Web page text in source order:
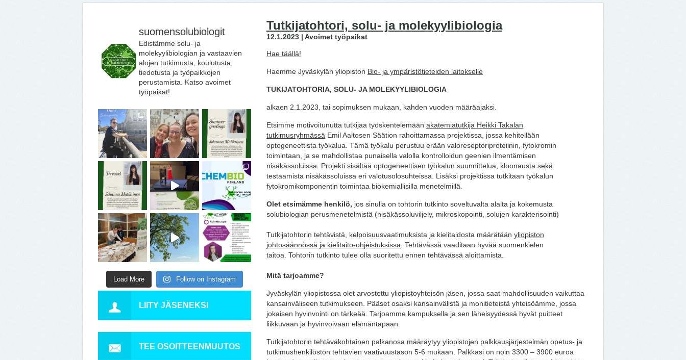
suomensolubiologit
Edistämme solu- ja
molekyylibiologian ja vastaavien
alojen tutkimusta, koulutusta,
tiedotusta ja työpaikkojen
perustamista. Katso avoimet
työpaikat!
Load More Follow on Instagram
LIITY JÄSENEKSI
TEE OSOITTEENMUUTOS
Tutkijatohtori, solu- ja molekyylibiologia
12.1.2023 | Avoimet työpaikat
Hae täällä!
Haemme Jyväskylän yliopiston Bio- ja ympäristötieteiden laitokselle
TUKIJATOHTORIA, SOLU- JA MOLEKYYLIBIOLOGIA
alkaen 2.1.2023, tai sopimuksen mukaan, kahden vuoden määräajaksi.
Etsimme motivoitunutta tutkijaa työskentelemään akatemiatutkija Heikki Takalan
tutkimusryhmässä Emil Aaltosen Säätion rahoittamassa projektissa, jossa kehitellään
optogeneettista työkalua. Tämä työkalu perustuu erään valoreseptoriproteiinin, fytokromin
toimintaan, ja se mahdollistaa punaisella valolla kontrolloidun geenien ilmentämisen
nisäkässoluissa. Projekti sisältää optogeneettisen työkalun suunnittelua, kloonausta sekä
testaamista nisäkässoluissa eri valotusolosuhteissa. Lisäksi projektissa tutkitaan työkalun
fytokromikomponentin toimintaa biokemiallisilla menetelmillä.
Olet etsimämme henkilö, jos sinulla on tohtorin tutkinto soveltuvalta alalta ja kokemusta
solubiologian perusmenetelmistä (nisäkässoluviljely, mikroskopointi, solujen karakterisointi)
Tutkijatohtorin tehtävistä, kelpoisuusvaatimuksista ja kielitaidosta määrätään yliopiston
johtosäännössä ja kielitaito-ohjeistuksissa . Tehtävässä vaaditaan hyvää suomenkielen
taitoa. Tohtorin tutkinto tulee olla suoritettu ennen tehtävässä aloittamista.
Mitä tarjoamme?
Jyväskylän yliopistossa olet arvostettu yliopistoyhteisön jäsen, jossa saat mahdollisuuden vaikuttaa
kansainväliseen tutkimukseen. Pääset osaksi kansainvälistä ja monitieteistä yhteisöämme, jossa
jokaisen hyvinvointi on tärkeää. Tarjoamme kampuksella ja sen läheisyydessä hyvät puitteet
liikkuvaan ja hyvinvoivaan elämäntapaan.
Tutkijatohtorin tehtäväkohtainen palkanosa määräytyy yliopistojen palkkausjärjestelmän opetus- ja
tutkimushenkilöstön tehtävien vaativuustason 5-6 mukaan. Palkkasi on noin 3300 – 3900 euroa